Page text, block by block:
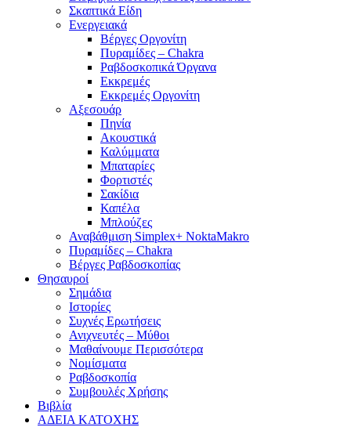
Σκαπτικά Είδη
Ενεργειακά
Βέργες Οργονίτη
Πυραμίδες – Chakra
Ραβδοσκοπικά Όργανα
Εκκρεμές
Εκκρεμές Οργονίτη
Αξεσουάρ
Πηνία
Ακουστικά
Καλύμματα
Μπαταρίες
Φορτιστές
Σακίδια
Καπέλα
Μπλούζες
Αναβάθμιση Simplex+ NoktaMakro
Πυραμίδες – Chakra
Βέργες Ραβδοσκοπίας
Θησαυροί
Σημάδια
Ιστορίες
Συχνές Ερωτήσεις
Ανιχνευτές – Μύθοι
Μαθαίνουμε Περισσότερα
Νομίσματα
Ραβδοσκοπία
Συμβουλές Χρήσης
Βιβλία
ΑΔΕΙΑ ΚΑΤΟΧΗΣ